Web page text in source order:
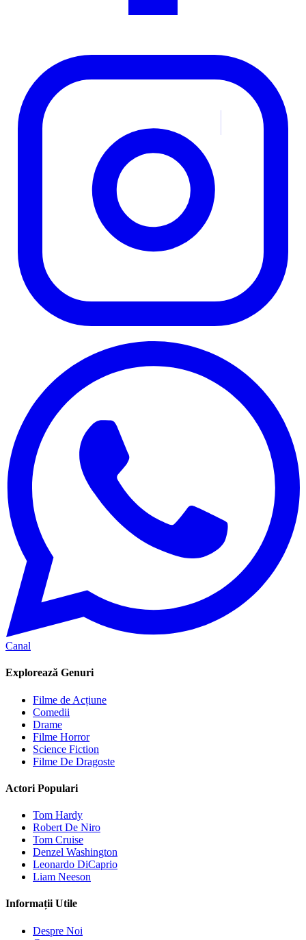
Canal
Explorează Genuri
Filme de Acțiune
Comedii
Drame
Filme Horror
Science Fiction
Filme De Dragoste
Actori Populari
Tom Hardy
Robert De Niro
Tom Cruise
Denzel Washington
Leonardo DiCaprio
Liam Neeson
Informații Utile
Despre Noi